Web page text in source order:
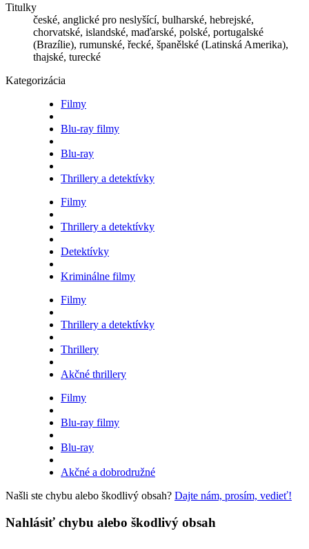
Titulky
české, anglické pro neslyšící, bulharské, hebrejské,
chorvatské, islandské, maďarské, polské, portugalské
(Brazílie), rumunské, řecké, španělské (Latinská Amerika),
thajské, turecké
Kategorizácia
Filmy
Blu-ray filmy
Blu-ray
Thrillery a detektívky
Filmy
Thrillery a detektívky
Detektívky
Kriminálne filmy
Filmy
Thrillery a detektívky
Thrillery
Akčné thrillery
Filmy
Blu-ray filmy
Blu-ray
Akčné a dobrodružné
Našli ste chybu alebo škodlivý obsah? Dajte nám, prosím, vedieť!
Nahlásiť chybu alebo škodlivý obsah